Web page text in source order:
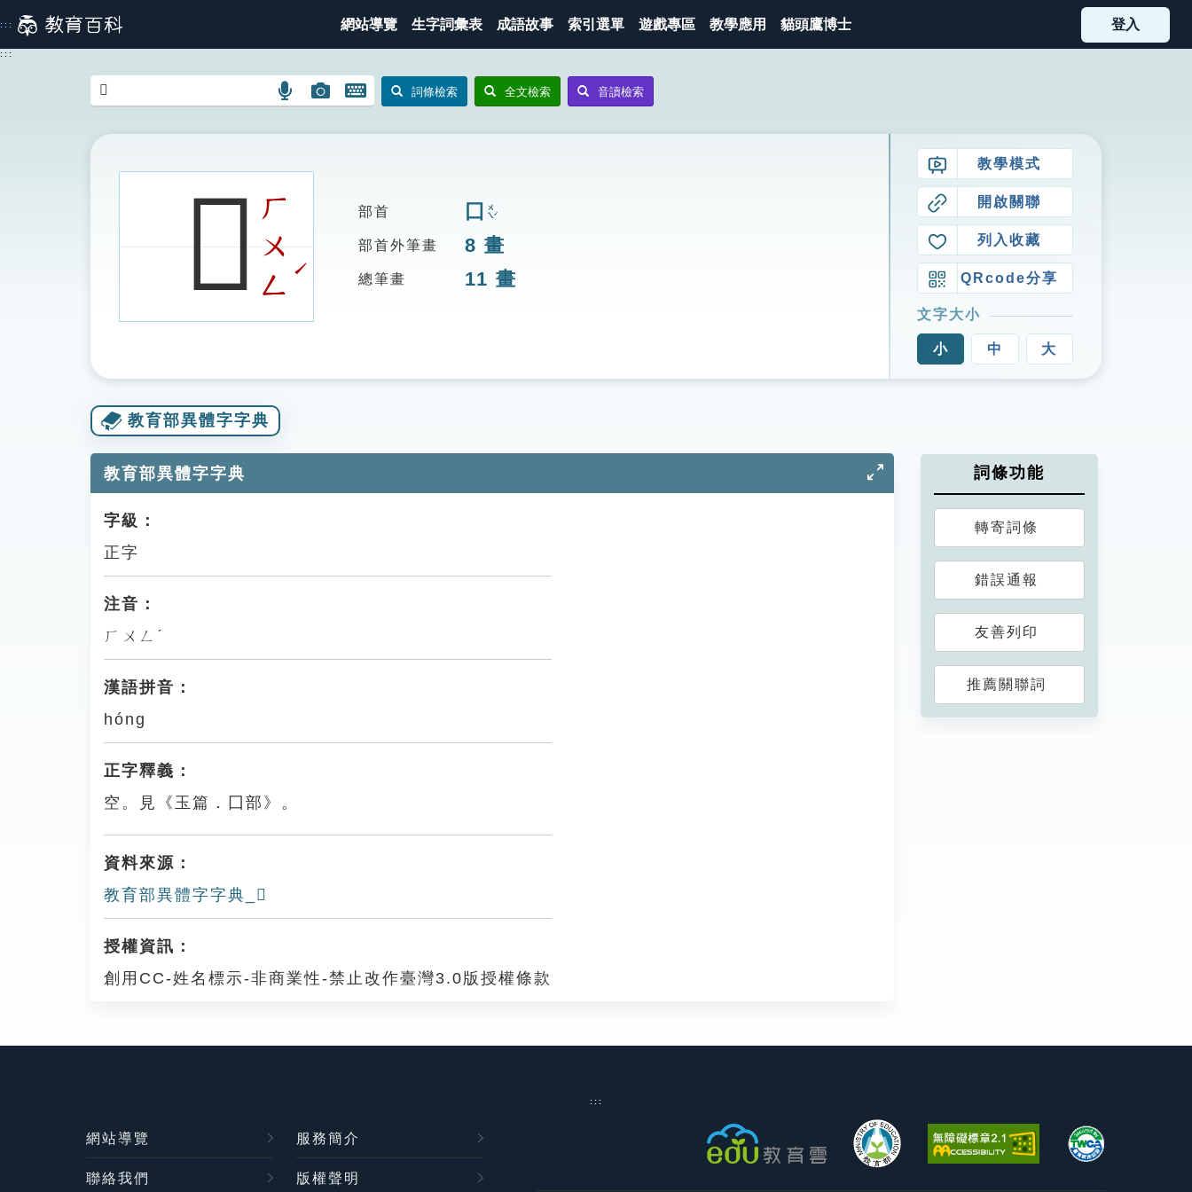
到
主
::: 網站導覽 生字詞彙表 成語故事 索引選單 遊戲專區 教學應用 貓頭鷹博士 登入
:::
語
搜
圖
示
圖
搜
開
鍵
詞條檢索 全文檢索 音讀檢索
𡇳ㄏ
ㄨ
ㄥ
ˊ
部首 囗 ㄨㄟˊ
部首外筆畫 8 畫
總筆畫 11 畫
教學模式
開啟關聯
列入收藏
QRcode分享
文字大小
小 中 大
教育部異體字字典
教育部異體字字典
字級：
正字
注音：
ㄏㄨㄥˊ
漢語拼音：
hóng
正字釋義：
空。見《玉篇．囗部》。
資料來源：
教育部異體字字典_𡇳
授權資訊：
創用CC-姓名標示-非商業性-禁止改作臺灣3.0版授權條款
詞條功能
轉寄詞條
錯誤通報
友善列印
推薦關聯詞
:::
網站導覽 服務簡介
聯絡我們 版權聲明